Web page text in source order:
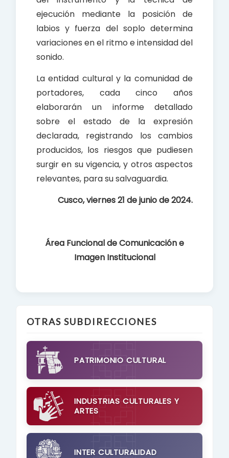
ejecución mediante la posición de
labios y fuerza del soplo determina
variaciones en el ritmo e intensidad del
sonido.
La entidad cultural y la comunidad de
portadores, cada cinco años
elaborarán un informe detallado
sobre el estado de la expresión
declarada, registrando los cambios
producidos, los riesgos que pudiesen
surgir en su vigencia, y otros aspectos
relevantes, para su salvaguardia.
Cusco, viernes 21 de junio de 2024.
Área Funcional de Comunicación e
Imagen Institucional
OTRAS SUBDIRECCIONES
PATRIMONIO CULTURAL
INDUSTRIAS CULTURALES Y
ARTES
INTER CULTURALIDAD